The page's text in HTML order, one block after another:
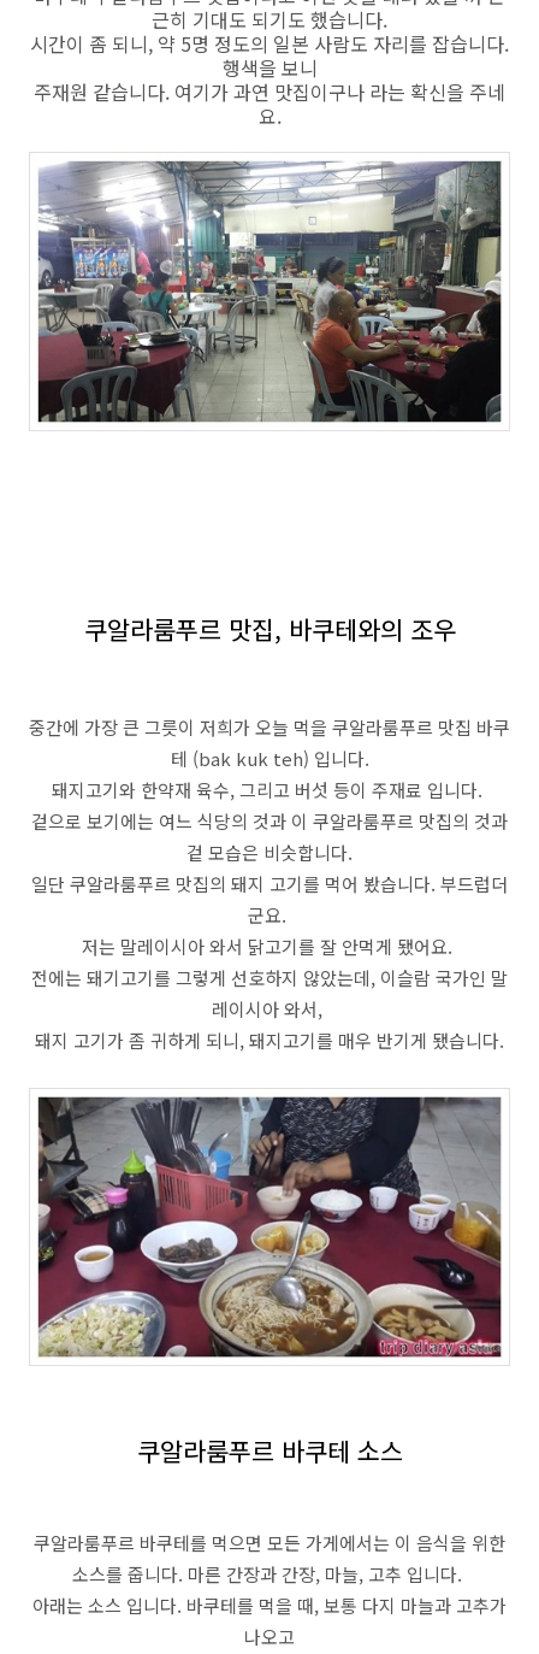
근히 기대도 되기도 했습니다.
시간이 좀 되니, 약 5명 정도의 일본 사람도 자리를 잡습니다.
행색을 보니
주재원 같습니다. 여기가 과연 맛집이구나 라는 확신을 주네
요.
쿠알라룸푸르 맛집, 바쿠테와의 조우
중간에 가장 큰 그릇이 저희가 오늘 먹을 쿠알라룸푸르 맛집 바쿠
테 (bak kuk teh) 입니다.
돼지고기와 한약재 육수, 그리고 버섯 등이 주재료 입니다.
겉으로 보기에는 여느 식당의 것과 이 쿠알라룸푸르 맛집의 것과
겉 모습은 비슷합니다.
일단 쿠알라룸푸르 맛집의 돼지 고기를 먹어 봤습니다. 부드럽더
군요.
저는 말레이시아 와서 닭고기를 잘 안먹게 됐어요.
전에는 돼기고기를 그렇게 선호하지 않았는데, 이슬람 국가인 말
레이시아 와서,
돼지 고기가 좀 귀하게 되니, 돼지고기를 매우 반기게 됐습니다.
쿠알라룸푸르 바쿠테 소스
쿠알라룸푸르 바쿠테를 먹으면 모든 가게에서는 이 음식을 위한
소스를 줍니다. 마른 간장과 간장, 마늘, 고추 입니다.
아래는 소스 입니다. 바쿠테를 먹을 때, 보통 다지 마늘과 고추가
나오고